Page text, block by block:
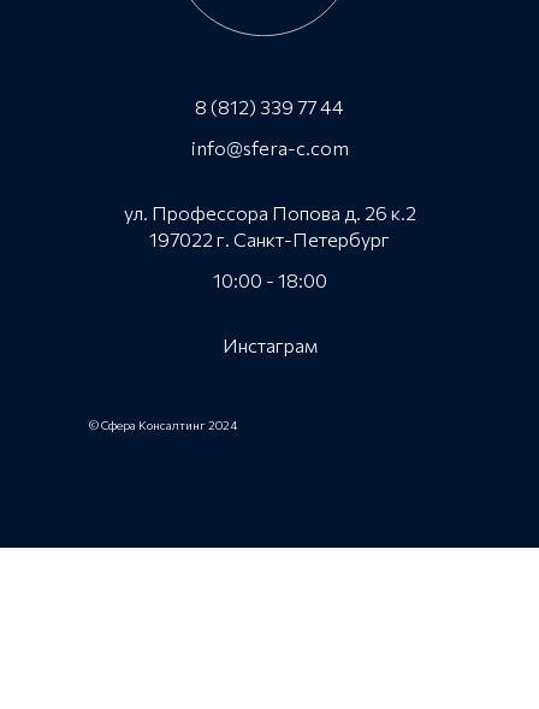
© Сфера Консалтинг 2024
8 (812) 339 77 44
info@sfera-c.com
ул. Профессора Попова д. 26 к.2
197022 г. Санкт-Петербург
Инстаграм
10:00 - 18:00